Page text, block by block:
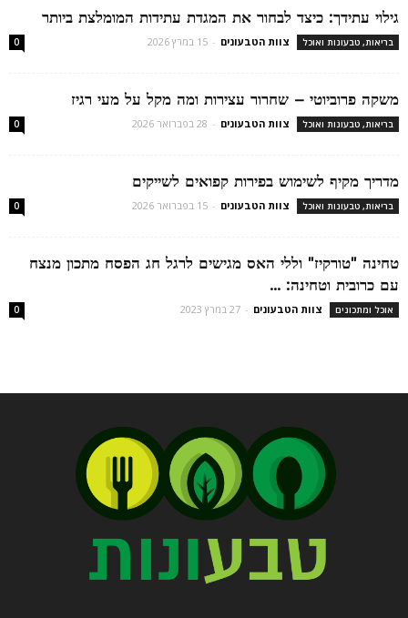
גילוי עתידך: כיצד לבחור את המגדת עתידות המומלצת ביותר
בריאות, טבעונות ואוכל צוות הטבעונים - 15 במרץ 2026 0
משקה פרוביוטי – שחרור עצירות ומה מקל על מעי רגיז
בריאות, טבעונות ואוכל צוות הטבעונים - 28 בפברואר 2026 0
מדריך מקיף לשימוש בפירות קפואים לשייקים
בריאות, טבעונות ואוכל צוות הטבעונים - 15 בפברואר 2026 0
טחינה "טורקיז" וללי האס מגישים לרגל חג הפסח מתכון מנצח
עם כרובית וטחינה: ...
אוכל ומתכונים צוות הטבעונים - 27 במרץ 2023 0